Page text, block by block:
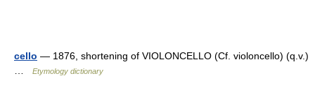
cello — 1876, shortening of VIOLONCELLO (Cf. violoncello) (q.v.)
Etymology dictionary